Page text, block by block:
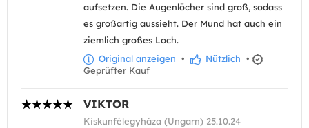
aufsetzen. Die Augenlöcher sind groß, sodass
es großartig aussieht. Der Mund hat auch ein
ziemlich großes Loch.
Original anzeigen • Nützlich •
Geprüfter Kauf
VIKTOR
Kiskunfélegyháza (Ungarn) 25.10.24